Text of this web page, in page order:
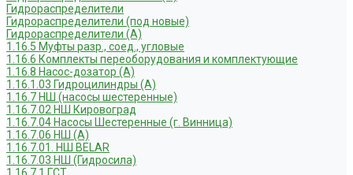
Гидрораспределители
Гидрораспределители (под новые)
Гидрораспределители (А)
1.16.5 Муфты разр., соед., угловые
1.16.6 Комплекты переоборудования и комплектующие
1.16.8 Насос-дозатор (А)
1.16.1.03 Гидроцилиндры (А)
1.16.7 НШ (насосы шестеренные)
1.16.7.02 НШ Кировоград
1.16.7.04 Насосы Шестеренные (г. Винница)
1.16.7.06 НШ (А)
1.16.7.01. НШ BELAR
1.16.7.03 НШ (Гидросила)